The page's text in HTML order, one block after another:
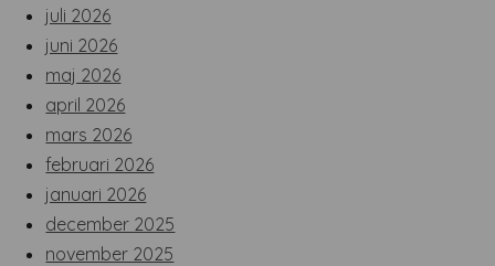
juli 2026
juni 2026
maj 2026
april 2026
mars 2026
februari 2026
januari 2026
december 2025
november 2025